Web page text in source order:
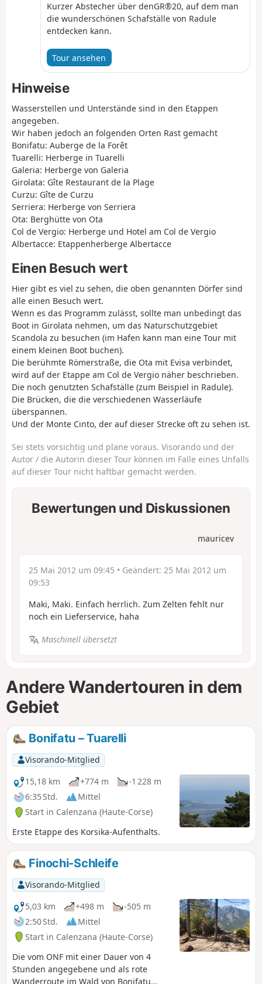
Kurzer Abstecher über denGR®20, auf dem man
die wunderschönen Schafställe von Radule
entdecken kann.
Tour ansehen
Hinweise
Wasserstellen und Unterstände sind in den Etappen
angegeben.
Wir haben jedoch an folgenden Orten Rast gemacht
Bonifatu: Auberge de la Forêt
Tuarelli: Herberge in Tuarelli
Galeria: Herberge von Galeria
Girolata: Gîte Restaurant de la Plage
Curzu: Gîte de Curzu
Serriera: Herberge von Serriera
Ota: Berghütte von Ota
Col de Vergio: Herberge und Hotel am Col de Vergio
Albertacce: Etappenherberge Albertacce
Einen Besuch wert
Hier gibt es viel zu sehen, die oben genannten Dörfer sind
alle einen Besuch wert.
Wenn es das Programm zulässt, sollte man unbedingt das
Boot in Girolata nehmen, um das Naturschutzgebiet
Scandola zu besuchen (im Hafen kann man eine Tour mit
einem kleinen Boot buchen).
Die berühmte Römerstraße, die Ota mit Evisa verbindet,
wird auf der Etappe am Col de Vergio näher beschrieben.
Die noch genutzten Schafställe (zum Beispiel in Radule).
Die Brücken, die die verschiedenen Wasserläufe
überspannen.
Und der Monte Cinto, der auf dieser Strecke oft zu sehen ist.
Sei stets vorsichtig und plane voraus. Visorando und der
Autor / die Autorin dieser Tour können im Falle eines Unfalls
auf dieser Tour nicht haftbar gemacht werden.
Bewertungen und Diskussionen
mauricev
25 Mai 2012 um 09:45 • Geändert: 25 Mai 2012 um
09:53
Maki, Maki. Einfach herrlich. Zum Zelten fehlt nur
noch ein Lieferservice, haha
Maschinell übersetzt
Andere Wandertouren in dem
Gebiet
Bonifatu – Tuarelli
Visorando-Mitglied
15,18 km
+774 m
-1 228 m
6:35 Std.
Mittel
Start in Calenzana (Haute-Corse)
Erste Etappe des Korsika-Aufenthalts.
Finochi-Schleife
Visorando-Mitglied
5,03 km
+498 m
-505 m
2:50 Std.
Mittel
Start in Calenzana (Haute-Corse)
Die vom ONF mit einer Dauer von 4
Stunden angegebene und als rote
Wanderroute im Wald von Bonifatu